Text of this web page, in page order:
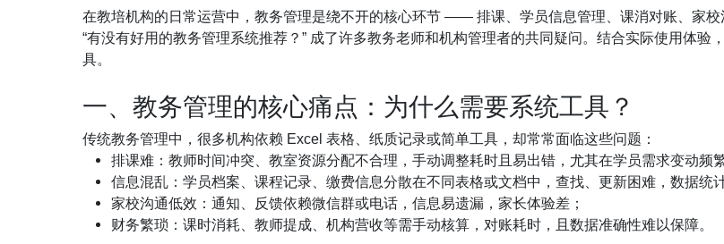
在教培机构的日常运营中，教务管理是绕不开的核心环节 —— 排课、学员信息管理、课消对账、家
“有没有好用的教务管理系统推荐？” 成了许多教务老师和机构管理者的共同疑问。结合实际使用体
具。
一、教务管理的核心痛点：为什么需要系统工具？
传统教务管理中，很多机构依赖 Excel 表格、纸质记录或简单工具，却常常面临这些问题：
排课难：教师时间冲突、教室资源分配不合理，手动调整耗时且易出错，尤其在学员需求变动频
信息混乱：学员档案、课程记录、缴费信息分散在不同表格或文档中，查找、更新困难，数据统
家校沟通低效：通知、反馈依赖微信群或电话，信息易遗漏，家长体验差；
财务繁琐：课时消耗、教师提成、机构营收等需手动核算，对账耗时，且数据准确性难以保障。